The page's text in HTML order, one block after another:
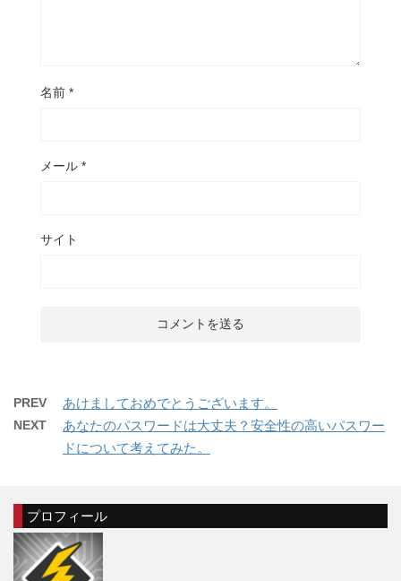
名前 *
メール *
サイト
PREV あけましておめでとうございます。
NEXT
あなたのパスワードは大丈夫？安全性の高いパスワー
ドについて考えてみた。
プロフィール